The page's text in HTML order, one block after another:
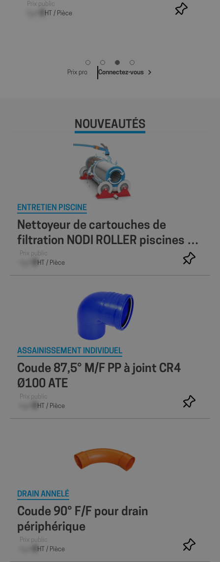
Prix public
HT / Pièce
Prix pro Connectez-vous
NOUVEAUTÉS
ENTRETIEN PISCINE
Nettoyeur de cartouches de
filtration NODI ROLLER piscines et
spas – Nodipool
Prix public
HT / Pièce
ASSAINISSEMENT INDIVIDUEL
Coude 87,5° M/F PP à joint CR4
Ø100 ATE
Prix public
HT / Pièce
DRAIN ANNELÉ
Coude 90° F/F pour drain
périphérique
Prix public
HT / Pièce